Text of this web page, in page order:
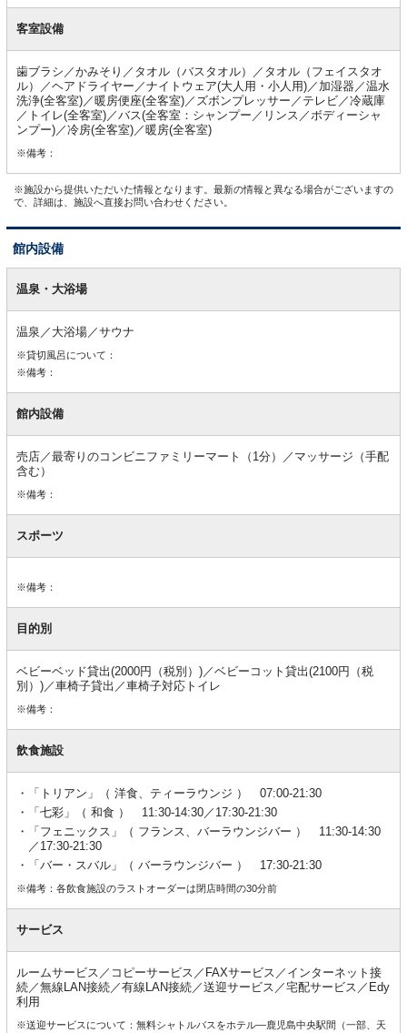
客室設備
歯ブラシ／かみそり／タオル（バスタオル）／タオル（フェイスタオ
ル）／ヘアドライヤー／ナイトウェア(大人用・小人用)／加湿器／温水
洗浄(全客室)／暖房便座(全客室)／ズボンプレッサー／テレビ／冷蔵庫
／トイレ(全客室)／バス(全客室：シャンプー／リンス／ボディーシャ
ンプー)／冷房(全客室)／暖房(全客室)
※備考：
※施設から提供いただいた情報となります。最新の情報と異なる場合がございますの
で、詳細は、施設へ直接お問い合わせください。
館内設備
内温泉・大浴場
温泉／大浴場／サウナ
※貸切風呂について：
※備考：
館内設備
売店／最寄りのコンビニファミリーマート（1分）／マッサージ（手配
含む）
※備考：
スポーツ
※備考：
目的別
ベビーベッド貸出(2000円（税別）)／ベビーコット貸出(2100円（税
別）)／車椅子貸出／車椅子対応トイレ
※備考：
飲食施設
「トリアン」（ 洋食、ティーラウンジ ） 07:00-21:30
「七彩」（ 和食 ） 11:30-14:30／17:30-21:30
「フェニックス」（ フランス、バーラウンジバー ） 11:30-14:30
／17:30-21:30
「バー・スバル」（ バーラウンジバー ） 17:30-21:30
※備考：各飲食施設のラストオーダーは閉店時間の30分前
サービス
ルームサービス／コピーサービス／FAXサービス／インターネット接
続／無線LAN接続／有線LAN接続／送迎サービス／宅配サービス／Edy
利用
※送迎サービスについて：無料シャトルバスをホテル―鹿児島中央駅間（一部、天